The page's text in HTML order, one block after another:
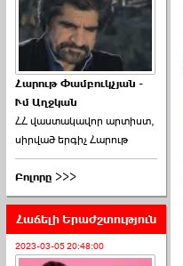
«Ժողովուրդ»-ը
հերթական ›››
2026-06-21 23:00:00
armlur.ՔՊ-ի ներսում
սպասում են ›››
Հարութ Փամբուկչյան -
Ւմ Աղջկան
ՀՀ վաստակավոր արտիստ,
սիրված երգիչ Հարութ
Բոլորը >>>
Հաճելի Երաժշտություն
2023-03-05 20:48:00